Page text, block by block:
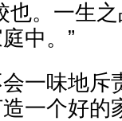
也。一生
中。”
一味地斥
一个好的